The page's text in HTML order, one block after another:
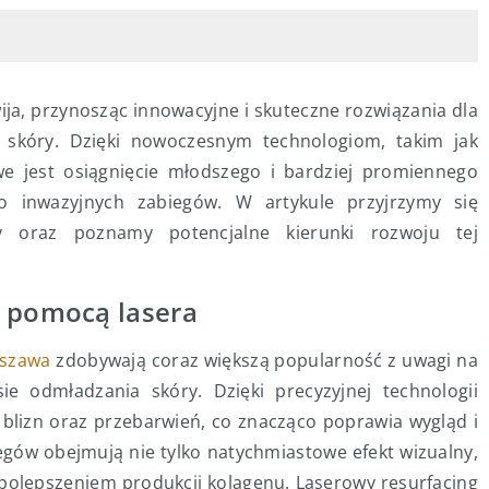
przynosząc innowacyjne i skuteczne rozwiązania dla
Dzięki nowoczesnym technologiom, takim jak
jest osiągnięcie młodszego i bardziej promiennego
inwazyjnych zabiegów. W artykule przyjrzymy się
oraz poznamy potencjalne kierunki rozwoju tej
lasera
zdobywają coraz większą popularność z uwagi na
odmładzania skóry. Dzięki precyzyjnej technologii
oraz przebarwień, co znacząco poprawia wygląd i
obejmują nie tylko natychmiastowe efekt wizualny,
produkcji kolagenu. Laserowy resurfacing